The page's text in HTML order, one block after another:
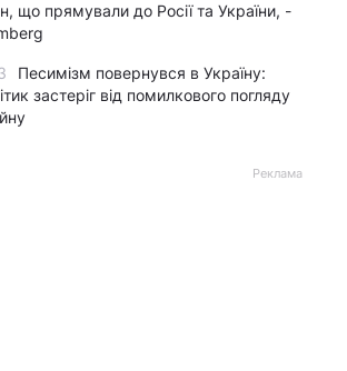
що прямували до Росії та України, -
Песимізм повернувся в Україну:
застеріг від помилкового погляду
Реклама